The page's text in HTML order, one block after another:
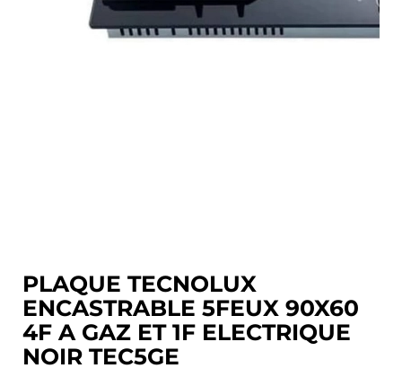
PLAQUE TECNOLUX
ENCASTRABLE 5FEUX 90X60
4F A GAZ ET 1F ELECTRIQUE
NOIR TEC5GE